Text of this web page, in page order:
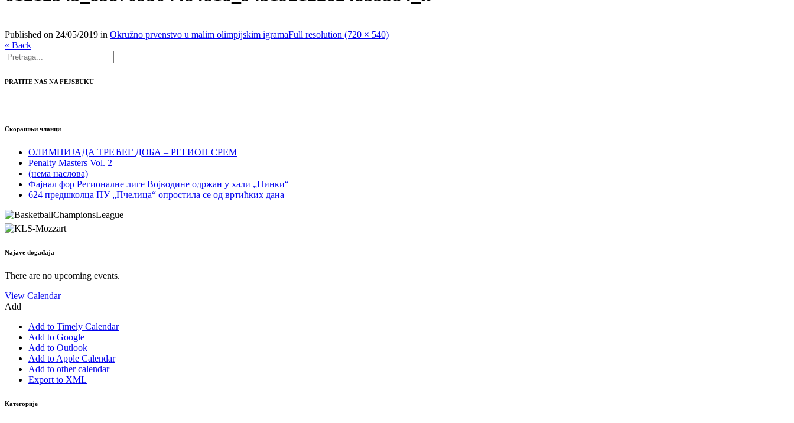
Published on 24/05/2019 in Okružno prvenstvo u malim olimpijskim igramaFull resolution (720 × 540)
« Back
PRATITE NAS NA FEJSBUKU
Скорашњи чланци
ОЛИМПИЈАДА ТРЕЋЕГ ДОБА – РЕГИОН СРЕМ
Penalty Masters Vol. 2
(нема наслова)
Фајнал фор Регионалне лиге Војводине одржан у хали „Пинки“
624 предшколца ПУ „Пчелица“ опростила се од вртићких дана
Najave događaja
There are no upcoming events.
View Calendar
Add
Add to Timely Calendar
Add to Google
Add to Outlook
Add to Apple Calendar
Add to other calendar
Export to XML
Категорије